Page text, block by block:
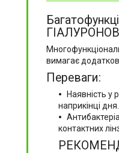
вимагає
Переваги:
Наявність у
наприкінці дня.
контактних